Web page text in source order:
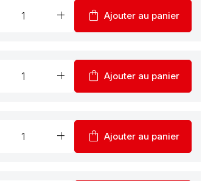
add shopping_bag Ajouter au panier
add shopping_bag Ajouter au panier
add shopping_bag Ajouter au panier